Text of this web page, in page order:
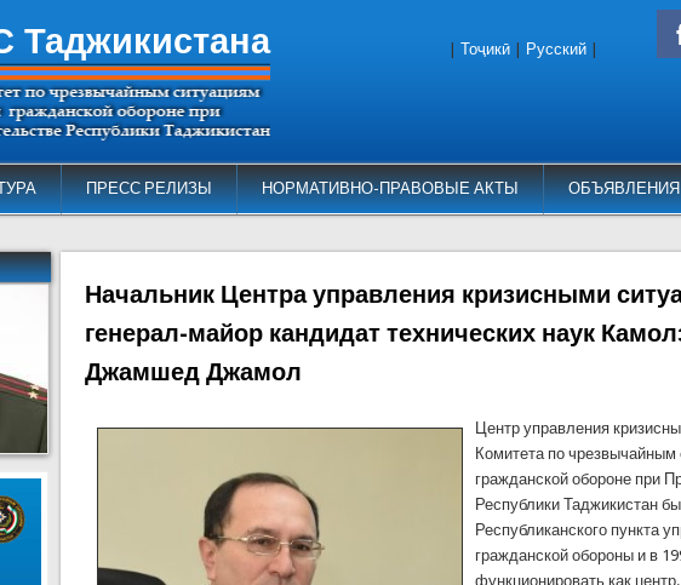
Таджикистана
ПРЕСС РЕЛИЗЫ НОРМАТИВНО-ПРАВОВЫЕ АКТЫ ОБЪЯВЛЕНИЯ
Тоҷикӣ Русский
Начальник Центра управления кризисными
генерал-майор кандидат технических наук
Джамшед Джамол
Центр управления
Комитета по чрезвычайным
гражданской обороне при
Республики Таджикистан
Республиканского пункта
гражданской обороны и в
функционировать как